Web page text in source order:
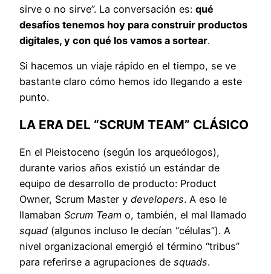
sirve o no sirve”. La conversación es: qué
desafíos tenemos hoy para construir productos
digitales, y con qué los vamos a sortear.
Si hacemos un viaje rápido en el tiempo, se ve
bastante claro cómo hemos ido llegando a este
punto.
LA ERA DEL “SCRUM TEAM” CLÁSICO
En el Pleistoceno (según los arqueólogos),
durante varios años existió un estándar de
equipo de desarrollo de producto: Product
Owner, Scrum Master y developers. A eso le
llamaban Scrum Team o, también, el mal llamado
squad (algunos incluso le decían “células”). A
nivel organizacional emergió el término “tribus”
para referirse a agrupaciones de squads.